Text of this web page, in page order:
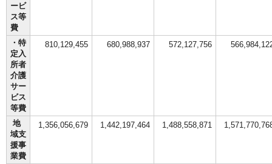
ービ
ス等
費
・特
定入
所者
介護
サー
ビス
等費
810,129,455 680,988,937 572,127,756
地
域支
援事
業費
1,356,056,679 1,442,197,464 1,488,558,871